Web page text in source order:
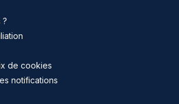
?
de cookies
notifications